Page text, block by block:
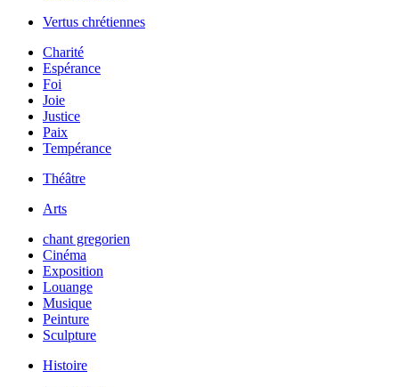
Vertus chrétiennes
Charité
Espérance
Foi
Joie
Justice
Paix
Tempérance
Théâtre
Arts
chant gregorien
Cinéma
Exposition
Louange
Musique
Peinture
Sculpture
Histoire